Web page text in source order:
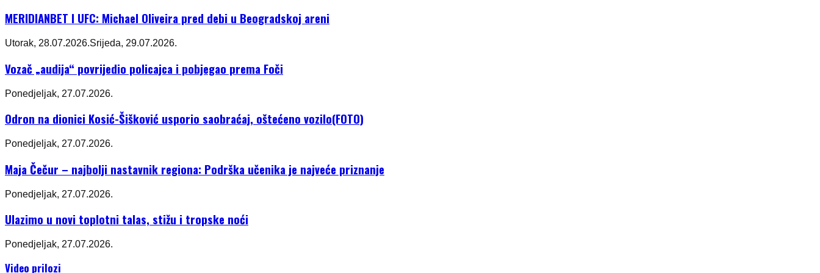
MERIDIANBET I UFC: Michael Oliveira pred debi u Beogradskoj areni
Utorak, 28.07.2026.Srijeda, 29.07.2026.
Vozač „audija“ povrijedio policajca i pobjegao prema Foči
Ponedjeljak, 27.07.2026.
Odron na dionici Kosić-Šišković usporio saobraćaj, oštećeno vozilo(FOTO)
Ponedjeljak, 27.07.2026.
Maja Čečur – najbolji nastavnik regiona: Podrška učenika je najveće priznanje
Ponedjeljak, 27.07.2026.
Ulazimo u novi toplotni talas, stižu i tropske noći
Ponedjeljak, 27.07.2026.
Video prilozi